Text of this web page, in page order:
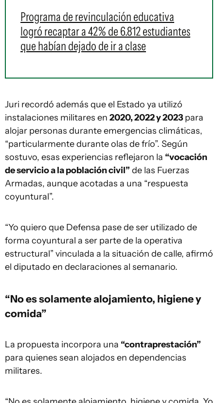
Programa de revinculación educativa
logró recaptar a 42% de 6.812 estudiantes
que habían dejado de ir a clase
Juri recordó además que el Estado ya utilizó
instalaciones militares en 2020, 2022 y 2023 para
alojar personas durante emergencias climáticas,
“particularmente durante olas de frío”. Según
sostuvo, esas experiencias reflejaron la “vocación
de servicio a la población civil” de las Fuerzas
Armadas, aunque acotadas a una “respuesta
coyuntural”.
“Yo quiero que Defensa pase de ser utilizado de
forma coyuntural a ser parte de la operativa
estructural” vinculada a la situación de calle, afirmó
el diputado en declaraciones al semanario.
“No es solamente alojamiento, higiene y
comida”
La propuesta incorpora una “contraprestación”
para quienes sean alojados en dependencias
militares.